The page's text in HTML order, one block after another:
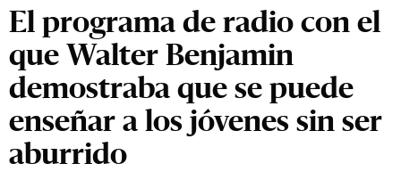
El programa de radio con el
que Walter Benjamin
demostraba que se puede
enseñar a los jóvenes sin ser
aburrido